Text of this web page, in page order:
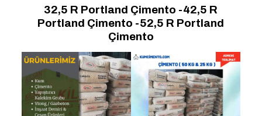
32,5 R Portland Çimento -42,5 R
Portland Çimento -52,5 R Portland
Çimento